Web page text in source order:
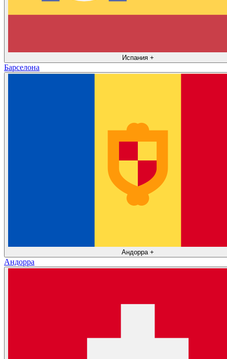
Испания +
Барселона
Андорра +
Андорра